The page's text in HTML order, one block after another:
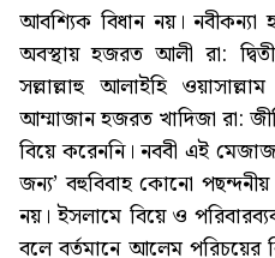
আবশ্যিক বিধান নয়। নবীকন্যা
অবস্থায় হজরত আলী রা:
সল্লাল্লাহু আলাইহি
আম্মাজান হজরত খাদিজা রা:
বিয়ে করেননি। নববী এই
জন্য’ বহুবিবাহ কোনো
নয়। ইসলামে বিয়ে ও
বলে বর্তমানে আলেম